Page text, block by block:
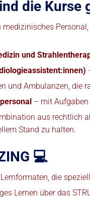
die Kurse
und
und Ambulanzen, die
– mit
aus rechtlich
Stand zu halten.
💻
die
Lernen über das